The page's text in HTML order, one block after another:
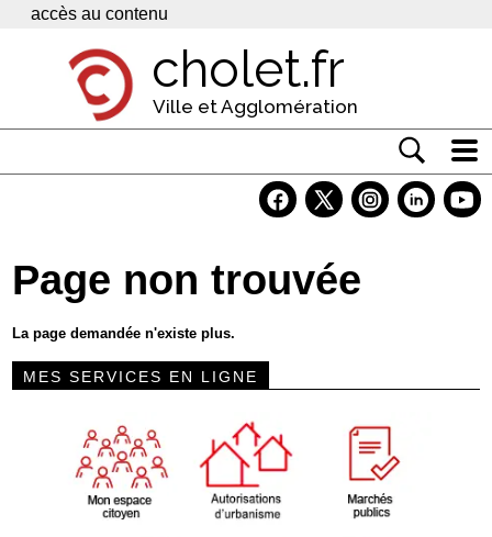
Panneau de gestion des cookies
accès au contenu
cholet.fr
Ville et Agglomération
Economie
Services
Contacts
Page non trouvée
La page demandée n'existe plus.
MES SERVICES EN LIGNE